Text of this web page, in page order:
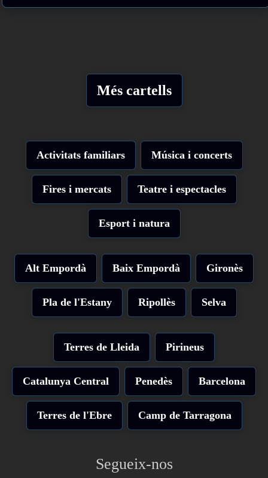
Més cartells
Activitats familiars Música i concerts
Fires i mercats Teatre i espectacles
Esport i natura
Alt Empordà Baix Empordà Gironès
Pla de l'Estany Ripollès Selva
Terres de Lleida Pirineus
Catalunya Central Penedès Barcelona
Terres de l'Ebre Camp de Tarragona
Segueix-nos